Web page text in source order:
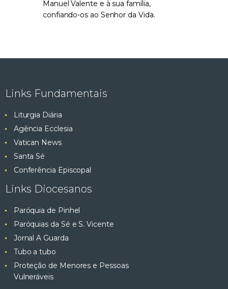
Manuel Valente e à sua família,
confiando-os ao Senhor da Vida.
Links Fundamentais
Liturgia Diária
Agência Ecclesia
Vatican News
Santa Sé
Conferência Episcopal
Links Diocesanos
Paróquia de Pinhel
Paróquias da Sé e S. Vicente
Jornal A Guarda
Tubo a tubo
Proteção de Menores e Pessoas
Vulneráveis